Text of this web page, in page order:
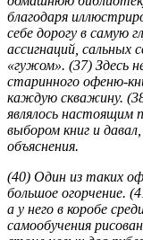
благодаря
себе дорогу в самую
ассигнаций, сальных
«гужом». (37) Здесь
старинного офеню-
каждую скважину.
являлось настоящим
выбором книг и
объяснения.
(40) Один из таких
большое огорчение.
а у него в коробе
самообучения